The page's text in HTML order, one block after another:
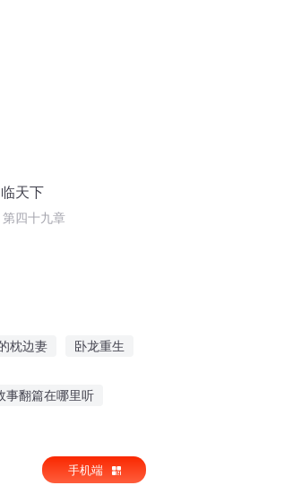
天下
第四十九章
枕边妻 卧龙重生
事翻篇在哪里听
手机端